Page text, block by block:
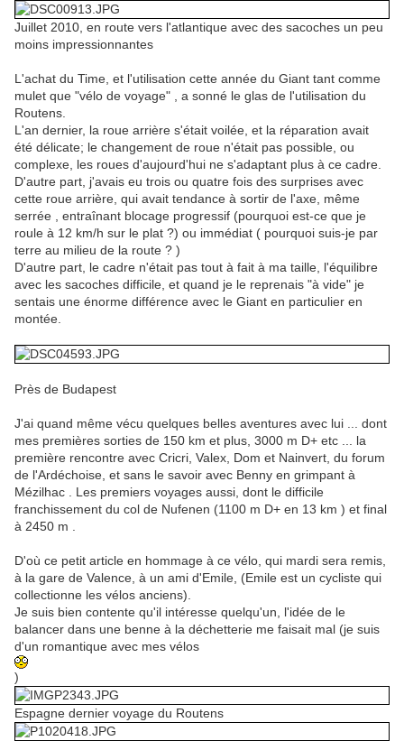
Juillet 2010, en route vers l'atlantique avec des sacoches un peu
moins impressionnantes
L'achat du Time, et l'utilisation cette année du Giant tant comme
mulet que "vélo de voyage" , a sonné le glas de l'utilisation du
Routens.
L'an dernier, la roue arrière s'était voilée, et la réparation avait
été délicate; le changement de roue n'était pas possible, ou
complexe, les roues d'aujourd'hui ne s'adaptant plus à ce cadre.
D'autre part, j'avais eu trois ou quatre fois des surprises avec
cette roue arrière, qui avait tendance à sortir de l'axe, même
serrée , entraînant blocage progressif (pourquoi est-ce que je
roule à 12 km/h sur le plat ?) ou immédiat ( pourquoi suis-je par
terre au milieu de la route ? )
D'autre part, le cadre n'était pas tout à fait à ma taille, l'équilibre
avec les sacoches difficile, et quand je le reprenais "à vide" je
sentais une énorme différence avec le Giant en particulier en
montée.
Près de Budapest
J'ai quand même vécu quelques belles aventures avec lui ... dont
mes premières sorties de 150 km et plus, 3000 m D+ etc ... la
première rencontre avec Cricri, Valex, Dom et Nainvert, du forum
de l'Ardéchoise, et sans le savoir avec Benny en grimpant à
Mézilhac . Les premiers voyages aussi, dont le difficile
franchissement du col de Nufenen (1100 m D+ en 13 km ) et final
à 2450 m .
D'où ce petit article en hommage à ce vélo, qui mardi sera remis,
à la gare de Valence, à un ami d'Emile, (Emile est un cycliste qui
collectionne les vélos anciens).
Je suis bien contente qu'il intéresse quelqu'un, l'idée de le
balancer dans une benne à la déchetterie me faisait mal (je suis
d'un romantique avec mes vélos
)
Espagne dernier voyage du Routens